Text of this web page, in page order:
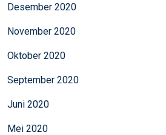
Desember 2020
November 2020
Oktober 2020
September 2020
Juni 2020
Mei 2020